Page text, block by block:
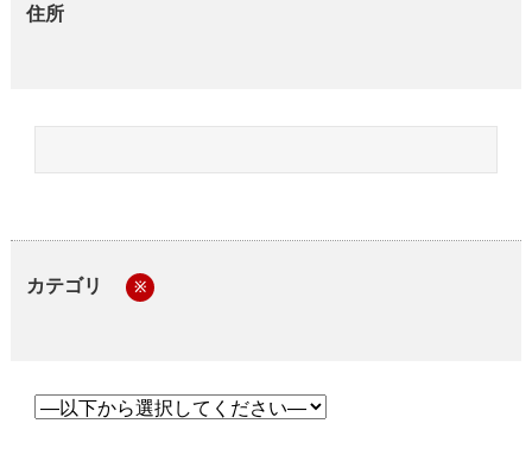
住所
カテゴリ ※